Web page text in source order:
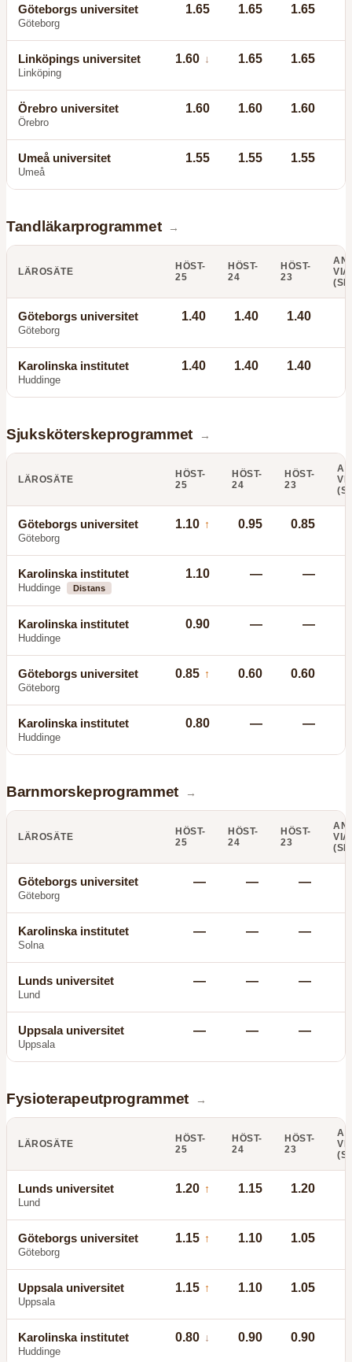
Göteborgs universitet
Göteborg
1.65 1.65 1.65
Linköpings universitet
Linköping
1.60 ↓ 1.65 1.65
Örebro universitet
Örebro
1.60 1.60 1.60
Umeå universitet
Umeå
1.55 1.55 1.55
Tandläkarprogrammet →
LÄROSÄTE
HÖST-
25
HÖST-
24
HÖST-
23
VIA
Göteborgs universitet
Göteborg
1.40 1.40 1.40
Karolinska institutet
Huddinge
1.40 1.40 1.40
Sjuksköterskeprogrammet →
LÄROSÄTE
HÖST-
25
HÖST-
24
HÖST-
23
Göteborgs universitet
Göteborg
1.10 ↑ 0.95 0.85
Karolinska institutet
Huddinge Distans
1.10 — —
Karolinska institutet
Huddinge
0.90 — —
Göteborgs universitet
Göteborg
0.85 ↑ 0.60 0.60
Karolinska institutet
Huddinge
0.80 — —
Barnmorskeprogrammet →
LÄROSÄTE
HÖST-
25
HÖST-
24
HÖST-
23
VIA
Göteborgs universitet
Göteborg
— — —
Karolinska institutet
Solna
— — —
Lunds universitet
Lund
— — —
Uppsala universitet
Uppsala
— — —
Fysioterapeutprogrammet →
LÄROSÄTE
HÖST-
25
HÖST-
24
HÖST-
23
Lunds universitet
Lund
1.20 ↑ 1.15 1.20
Göteborgs universitet
Göteborg
1.15 ↑ 1.10 1.05
Uppsala universitet
Uppsala
1.15 ↑ 1.10 1.05
Karolinska institutet
Huddinge
0.80 ↓ 0.90 0.90